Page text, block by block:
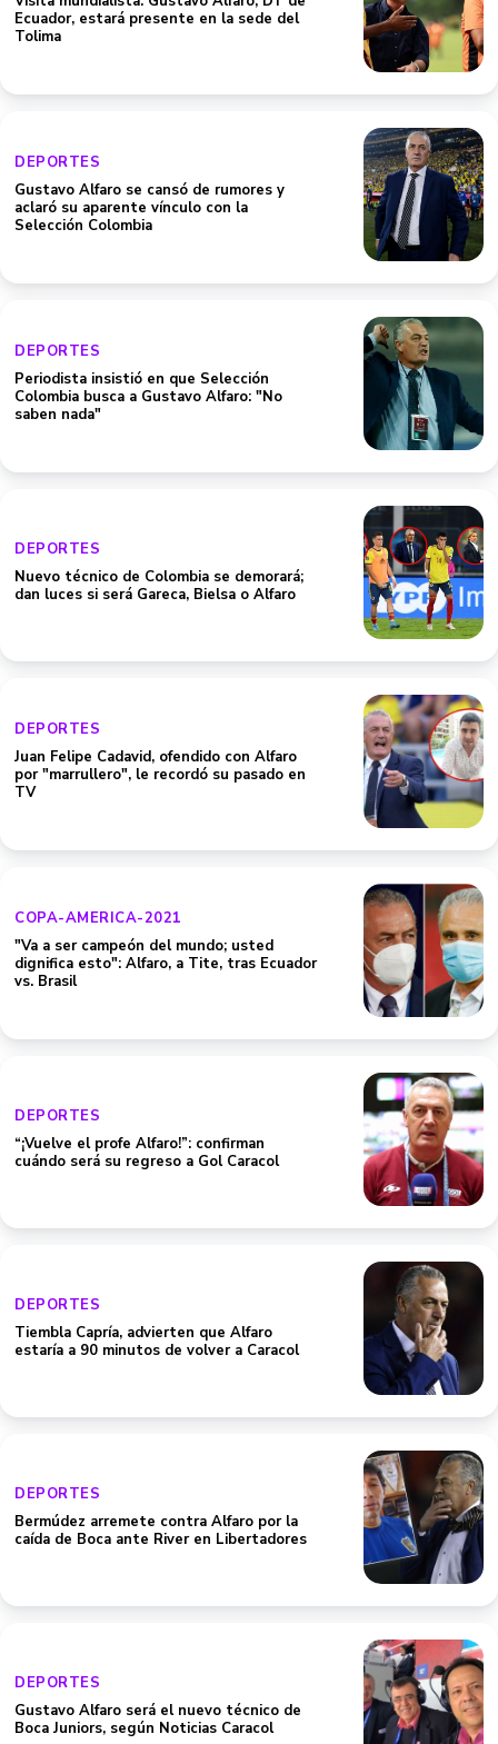
Ecuador, estará presente en la sede del
Tolima
DEPORTES
Gustavo Alfaro se cansó de rumores y
aclaró su aparente vínculo con la
Selección Colombia
DEPORTES
Periodista insistió en que Selección
Colombia busca a Gustavo Alfaro: "No
saben nada"
DEPORTES
Nuevo técnico de Colombia se demorará;
dan luces si será Gareca, Bielsa o Alfaro
DEPORTES
Juan Felipe Cadavid, ofendido con Alfaro
por "marrullero", le recordó su pasado en
TV
COPA-AMERICA-2021
"Va a ser campeón del mundo; usted
dignifica esto": Alfaro, a Tite, tras Ecuador
vs. Brasil
DEPORTES
“¡Vuelve el profe Alfaro!”: confirman
cuándo será su regreso a Gol Caracol
DEPORTES
Tiembla Capría, advierten que Alfaro
estaría a 90 minutos de volver a Caracol
DEPORTES
Bermúdez arremete contra Alfaro por la
caída de Boca ante River en Libertadores
DEPORTES
Gustavo Alfaro será el nuevo técnico de
Boca Juniors, según Noticias Caracol